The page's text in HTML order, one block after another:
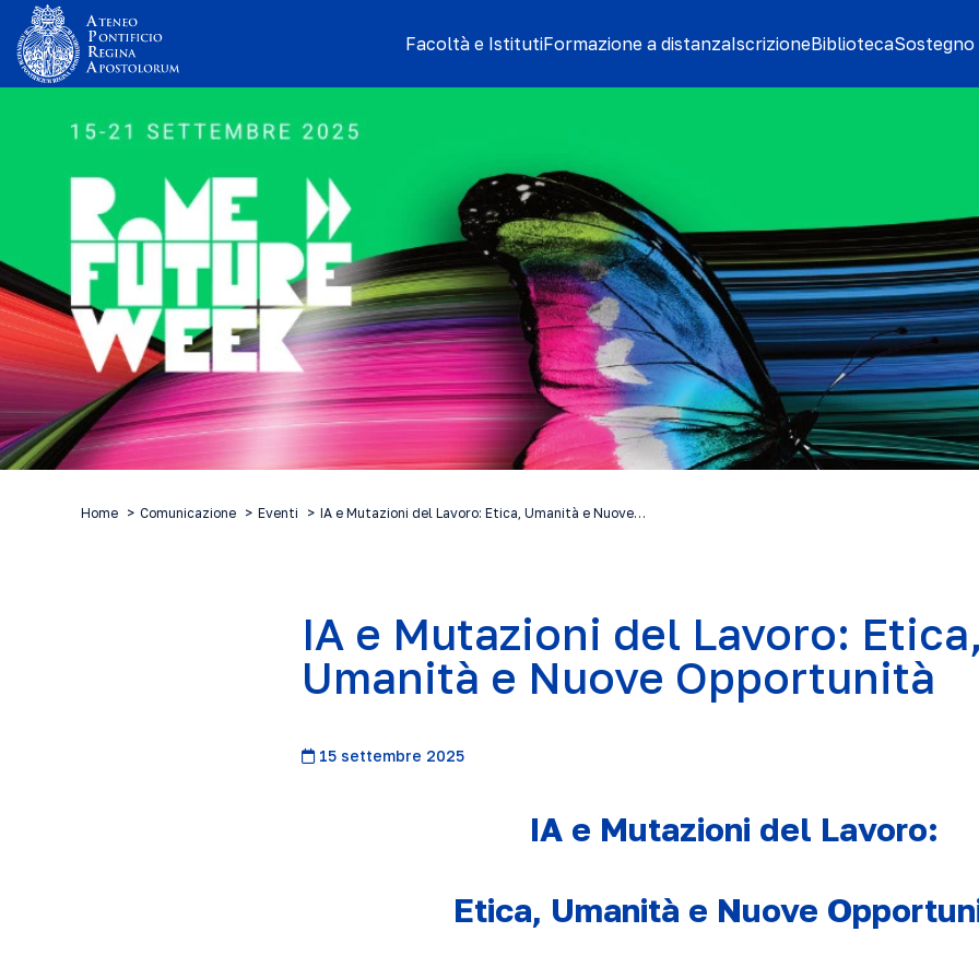
Facoltà e IstitutiFormazione a distanzaIscrizioneBiblioteca
Home Comunicazione Eventi IA e Mutazioni del Lavoro: Etica, Umanità e Nuove…
IA e Mutazioni del Lavoro: Etica,
Umanità e Nuove Opportunità
15 settembre 2025
IA e Mutazioni del Lavoro:
Etica, Umanità e Nuove